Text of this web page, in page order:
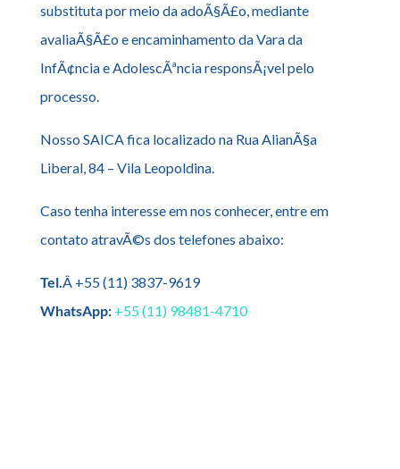
substituta por meio da adoÃ§Ã£o, mediante
avaliaÃ§Ã£o e encaminhamento da Vara da
InfÃ¢ncia e AdolescÃªncia responsÃ¡vel pelo
processo.
Nosso SAICA fica localizado na Rua AlianÃ§a
Liberal, 84 – Vila Leopoldina.
Caso tenha interesse em nos conhecer, entre em
contato atravÃ©s dos telefones abaixo:
Tel. Â +55 (11) 3837-9619
WhatsApp: +55 (11) 98481-4710